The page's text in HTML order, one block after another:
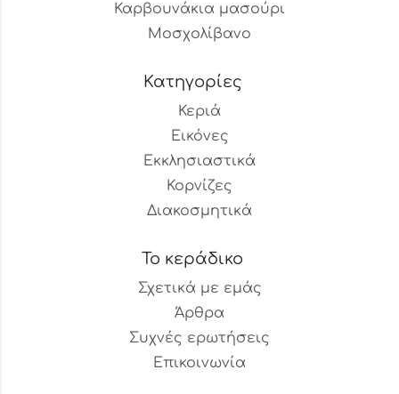
Καρβουνάκια μασούρι
Μοσχολίβανο
Κατηγορίες
Κεριά
Εικόνες
Εκκλησιαστικά
Κορνίζες
Διακοσμητικά
Το κεράδικο
Σχετικά με εμάς
Άρθρα
Συχνές ερωτήσεις
Επικοινωνία